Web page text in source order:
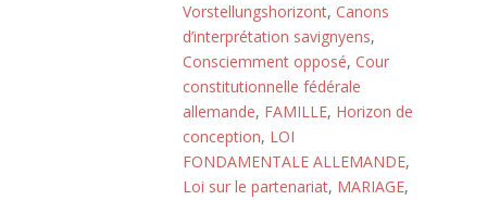
Vorstellungshorizont, Canons
d’interprétation savignyens,
Consciemment opposé, Cour
constitutionnelle fédérale
allemande, FAMILLE, Horizon de
conception, LOI
FONDAMENTALE ALLEMANDE,
Loi sur le partenariat, MARIAGE,